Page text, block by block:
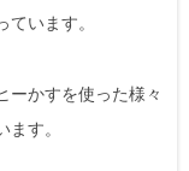
います。
ーかすを使った様々
す。